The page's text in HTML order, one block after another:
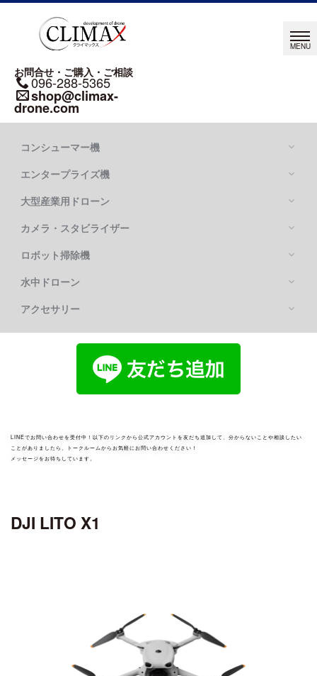
お問合せ・ご購入・ご相談
096-288-5365
shop@climax-
drone.com
コンシューマー機
Mavic シリーズ
DJI MAVIC 4 PRO
Air シリーズ
DJI AIR 3S
DJI MINI 4 Pro
エンタープライズ機
DJI MATRICE シリーズ
DJI MATRICE 400
DJI MATRICE 350 RTK
MATRICE 30 SERIES
DJI MAVIC 3M
MAVIC 3 ENTERPRISE シリーズ
ZENMUSE L1
ZENMUSE H20
大型産業用ドローン
DJI FLYCART 100
DJI FLYCART 30
ciDrone Hi-1
ciDrone TR-22
カメラ・スタビライザー
OSMO POCKETシリーズ
OSMO POCKET 4P
OSMO POCKET 4
OSMO POCKET 3
DJI POCKET 2
OSMO MOBILE 8
ロボット掃除機
ROMO シリーズ
DJI MROMO P
DJI ROMO A / DJI ROMO S
水中ドローン
CHASING M2
アクセサリー
アクセサリー
AEROENTRY AERO-D-X1 外付型リモートID
LINEでお問い合わせを受付中！以下のリンクから公式アカウントを友だち追加して、分からないことや相談したい
ことがありましたら、トークルームからお気軽にお問い合わせください！
メッセージをお待ちしています。
DJI LITO X1